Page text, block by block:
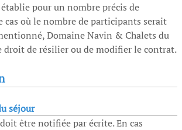
pour un nombre précis de
cas où le nombre de participants serait
Domaine Navin & Chalets du
droit de résilier ou de modifier le contrat.
séjour
être notifiée par écrite. En cas